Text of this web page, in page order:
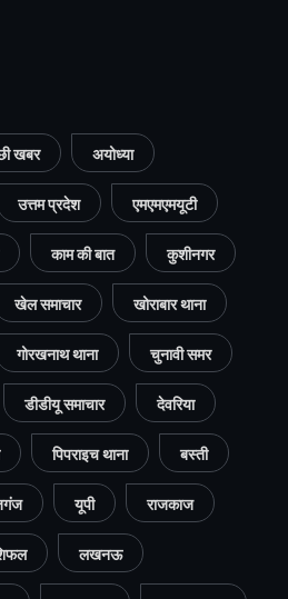
खबर अयोध्या
उत्तम प्रदेश एमएमएमयूटी
काम की बात कुशीनगर
खेल समाचार खोराबार थाना
गोरखनाथ थाना चुनावी समर
डीडीयू समाचार देवरिया
पिपराइच थाना बस्ती
यूपी राजकाज
लखनऊ